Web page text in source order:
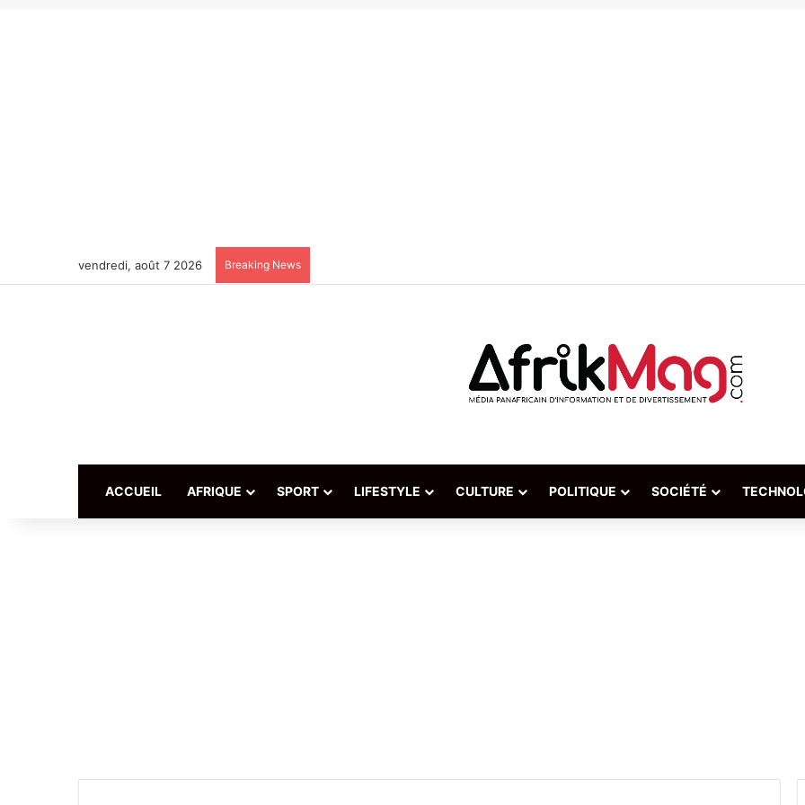
vendredi, août 7 2026 Breaking News
ACCUEIL AFRIQUE SPORT LIFESTYLE CULTURE POLITIQUE SOCIÉTÉ